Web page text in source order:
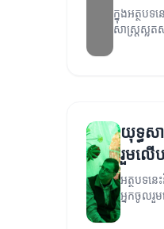
ក្នុងអត្ថបទ
សាស្ត្រស្ល
យុទ្ធស
រួមលើ
អត្ថបទនេ
អ្នកចូលរួម
ក្នុងការប